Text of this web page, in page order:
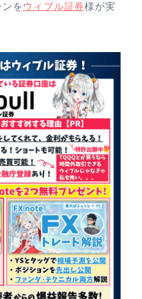
を ウィブル証券様が実